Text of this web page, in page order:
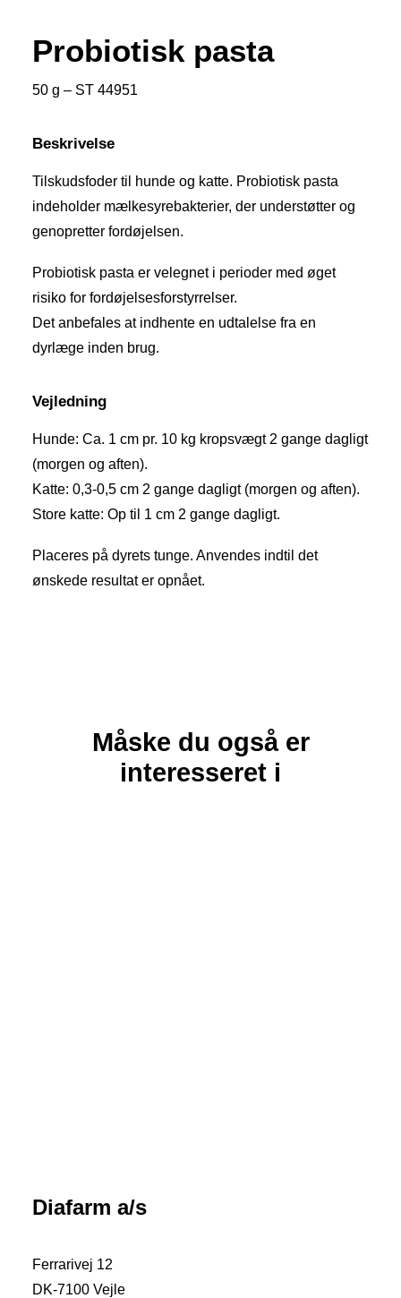
Probiotisk pasta
50 g – ST 44951
Beskrivelse
Tilskudsfoder til hunde og katte. Probiotisk pasta
indeholder mælkesyrebakterier, der understøtter og
genopretter fordøjelsen.
Probiotisk pasta er velegnet i perioder med øget
risiko for fordøjelsesforstyrrelser.
Det anbefales at indhente en udtalelse fra en
dyrlæge inden brug.
Vejledning
Hunde: Ca. 1 cm pr. 10 kg kropsvægt 2 gange dagligt
(morgen og aften).
Katte: 0,3-0,5 cm 2 gange dagligt (morgen og aften).
Store katte: Op til 1 cm 2 gange dagligt.
Placeres på dyrets tunge. Anvendes indtil det
ønskede resultat er opnået.
Måske du også er
interesseret i
Diafarm a/s
Ferrarivej 12
DK-7100 Vejle